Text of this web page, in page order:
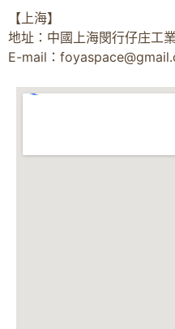
【上海】
地址：中國上海閔行仔庄工
E-mail：